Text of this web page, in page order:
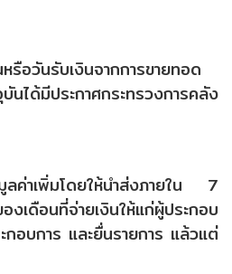
รือวันรับเงินจากการขายทอด
ได้มีประกาศกระทรวงการคลัง
ลค่าเพิ่มโดยให้นำส่งภายใน 7
ดือนที่จ่ายเงินให้แก่ผู้ประกอบ
กอบการ และยื่นรายการ แล้วแต่